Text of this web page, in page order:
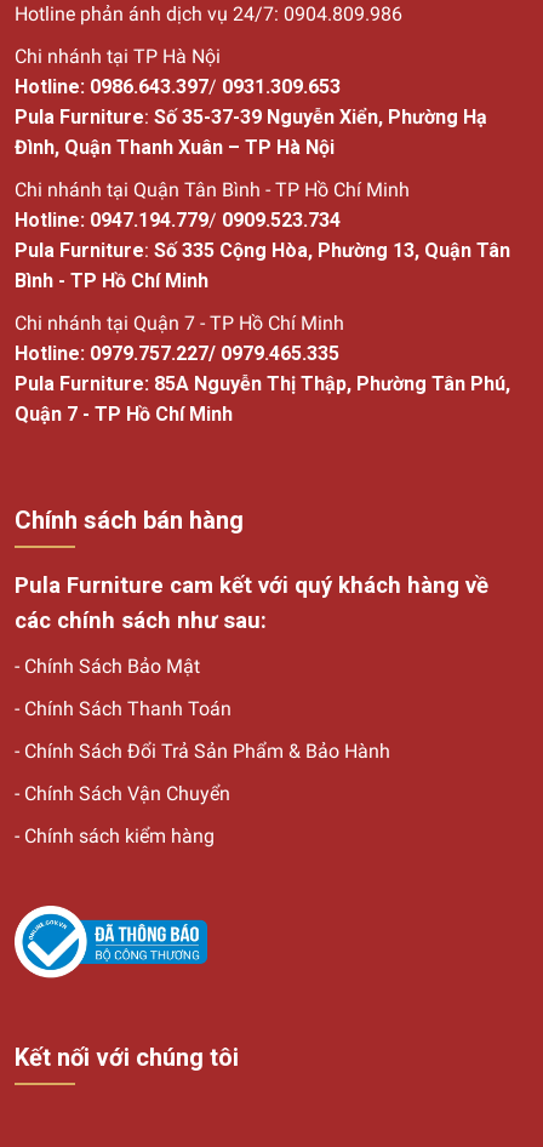
Hotline phản ánh dịch vụ 24/7: 0904.809.986
Chi nhánh tại TP Hà Nội
Hotline: 0986.643.397/ 0931.309.653
Pula Furniture: Số 35-37-39 Nguyễn Xiển, Phường Hạ
Đình, Quận Thanh Xuân – TP Hà Nội
Chi nhánh tại Quận Tân Bình - TP Hồ Chí Minh
Hotline: 0947.194.779/ 0909.523.734
Pula Furniture: Số 335 Cộng Hòa, Phường 13, Quận Tân
Bình - TP Hồ Chí Minh
Chi nhánh tại Quận 7 - TP Hồ Chí Minh
Hotline: 0979.757.227/ 0979.465.335
Pula Furniture: 85A Nguyễn Thị Thập, Phường Tân Phú,
Quận 7 - TP Hồ Chí Minh
Chính sách bán hàng
Pula Furniture cam kết với quý khách hàng về
các chính sách như sau:
- Chính Sách Bảo Mật
- Chính Sách Thanh Toán
- Chính Sách Đổi Trả Sản Phẩm & Bảo Hành
- Chính Sách Vận Chuyển
- Chính sách kiểm hàng
Kết nối với chúng tôi